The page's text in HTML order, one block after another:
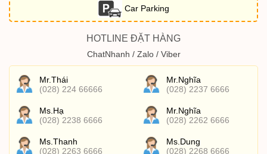
Car Parking
HOTLINE ĐẶT HÀNG
ChatNhanh / Zalo / Viber
Mr.Thái
(028) 224 66666
Mr.Nghĩa
(028) 2237 6666
Ms.Hạ
(028) 2238 6666
Mr.Nghĩa
(028) 2262 6666
Ms.Thanh
(028) 2263 6666
Ms.Dung
(028) 2268 6666